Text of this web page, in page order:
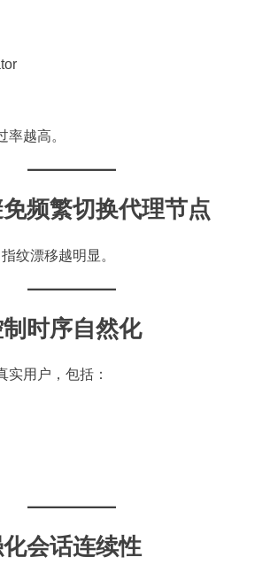
率越高。
频繁切换代理节点
纹漂移越明显。
时序自然化
实用户，包括：
会话连续性